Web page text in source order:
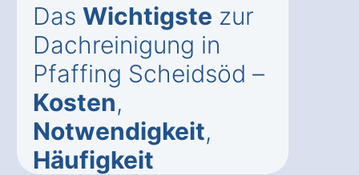
Das Wichtigste zur
Dachreinigung in
Pfaffing Scheidsöd –
Kosten,
Notwendigkeit,
Häufigkeit